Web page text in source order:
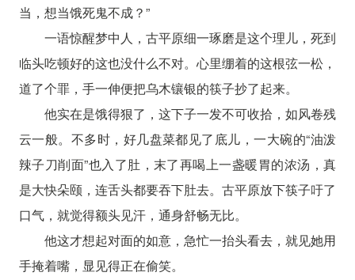
当，想当饿死鬼不成？”
一语惊醒梦中人，古平原细一琢磨是这个理儿，死到
临头吃顿好的这也没什么不对。心里绷着的这根弦一松，
道了个罪，手一伸便把乌木镶银的筷子抄了起来。
他实在是饿得狠了，这下子一发不可收拾，如风卷残
云一般。不多时，好几盘菜都见了底儿，一大碗的“油泼
辣子刀削面”也入了肚，末了再喝上一盏暖胃的浓汤，真
是大快朵颐，连舌头都要吞下肚去。古平原放下筷子吁了
口气，就觉得额头见汗，通身舒畅无比。
他这才想起对面的如意，急忙一抬头看去，就见她用
手掩着嘴，显见得正在偷笑。